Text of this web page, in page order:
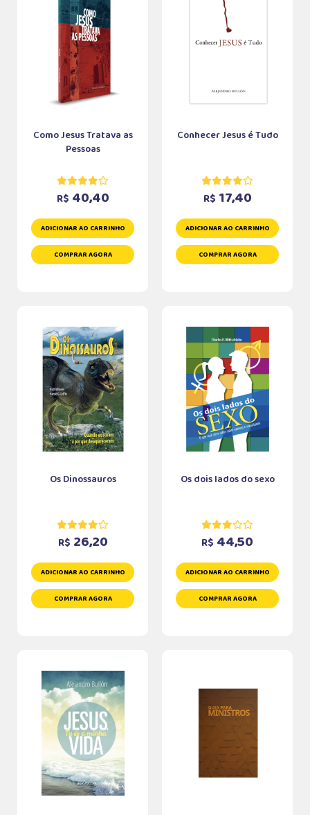
Como Jesus Tratava as
Pessoas
R$ 40,40
ADICIONAR AO CARRINHO
COMPRAR AGORA
Conhecer Jesus é Tudo
R$ 17,40
ADICIONAR AO CARRINHO
COMPRAR AGORA
Os Dinossauros
R$ 26,20
ADICIONAR AO CARRINHO
COMPRAR AGORA
Os dois lados do sexo
R$ 44,50
ADICIONAR AO CARRINHO
COMPRAR AGORA